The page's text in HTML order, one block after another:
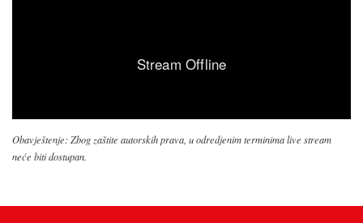
Obavještenje: Zbog zaštite autorskih prava, u odredjenim terminima live stream
neće biti dostupan.